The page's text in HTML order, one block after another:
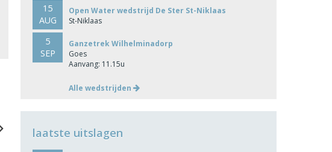
Next
15
AUG
Open Water wedstrijd De Ster St-Niklaas
St-Niklaas
5
SEP
Ganzetrek Wilhelminadorp
Goes
Aanvang: 11.15u
Alle wedstrijden
laatste uitslagen